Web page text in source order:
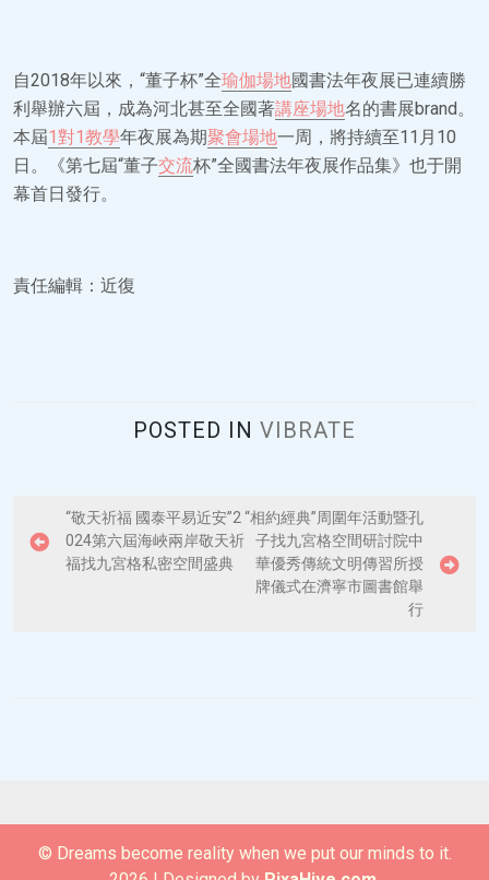
自2018年以來，“董子杯”全瑜伽場地國書法年夜展已連續勝
利舉辦六屆，成為河北甚至全國著講座場地名的書展brand。
本屆1對1教學年夜展為期聚會場地一周，將持續至11月10
日。《第七屆“董子交流杯”全國書法年夜展作品集》也于開
幕首日發行。
責任編輯：近復
POSTED IN VIBRATE
o
a
“敬天祈福 國泰平易近安”2
024第六屆海峽兩岸敬天祈
福找九宮格私密空間盛典
“相約經典”周圍年活動暨孔
子找九宮格空間研討院中
華優秀傳統文明傳習所授
牌儀式在濟寧市圖書館舉
行
© Dreams become reality when we put our minds to it.